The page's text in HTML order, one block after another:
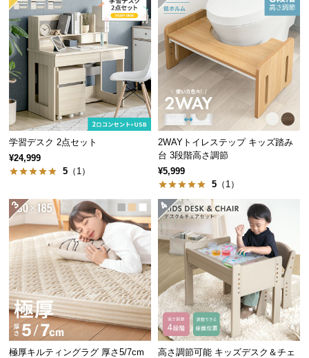
開
梱
設
置
ビ
ス
に
つ
い
搬
入
経
路
に
つ
い
て
学習デスク 2点セット
¥24,999
5 （1）
2WAYトイレステップ キッズ踏み
台 3段階高さ調節
¥5,999
5 （1）
極厚キルティングラグ 厚さ5/7cm
高さ調節可能 キッズデスク＆チェ